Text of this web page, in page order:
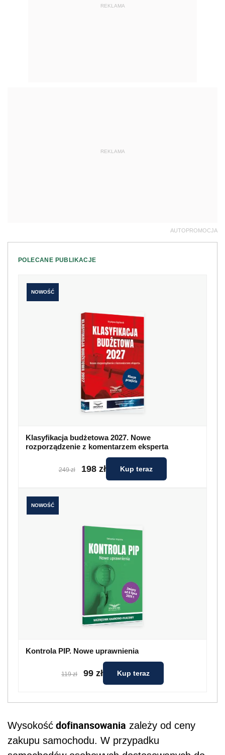
REKLAMA
REKLAMA
AUTOPROMOCJA
POLECANE PUBLIKACJE
NOWOŚĆ
Klasyfikacja budżetowa 2027. Nowe
rozporządzenie z komentarzem eksperta
249 zł 198 zł Kup teraz
NOWOŚĆ
Kontrola PIP. Nowe uprawnienia
119 zł 99 zł Kup teraz
Wysokość dofinansowania zależy od ceny
zakupu samochodu. W przypadku